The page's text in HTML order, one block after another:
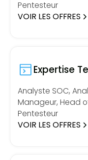
Pentesteur
VOIR LES OFFRES
Expertise
Analyste SOC,
Manageur, Head
Pentesteur
VOIR LES OFFRES